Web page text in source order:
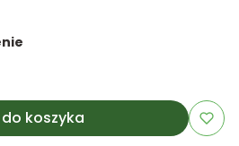
koszyka